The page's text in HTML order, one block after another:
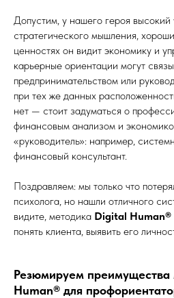
Допустим, у нашего героя высокий
стратегического мышления,
ценностях он видит экономику и
карьерные ориентации могут
предпринимательством или
при тех же данных
нет — стоит задуматься о
финансовым анализом и
«руководитель»: например,
финансовый консультант.
Поздравляем: мы только что
психолога, но нашли отличного
видите, методика Digital Human®
понять клиента, выявить его
Резюмируем преимущества
Human® для